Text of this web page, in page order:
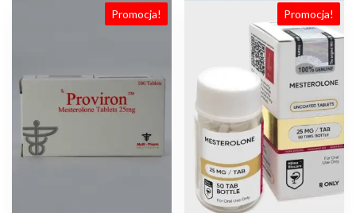
Promocja! Promocja!